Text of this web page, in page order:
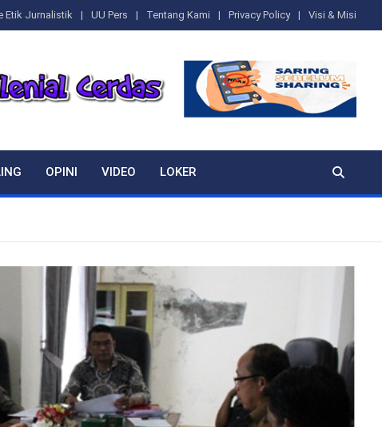
Etik Jurnalistik UU Pers Tentang Kami Privacy Policy Visi & Misi
OPINI VIDEO LOKER